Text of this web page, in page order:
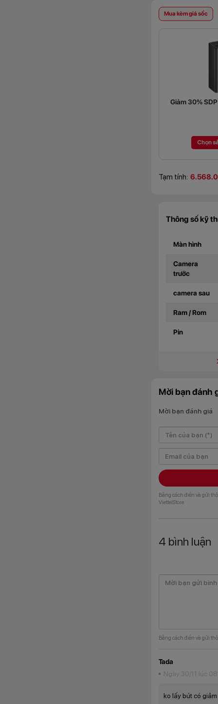
Mua kèm giá sốc
Giảm 30%
Chọn
Tạm tính:
Thông số kỹ
Màn hình
Camera
trước
camera sau
Ram / Rom
Pin
Mời bạn đánh
Mời bạn đánh giá
Bằng cách điền và gửi
ViettelStore
4 bình luận
Bằng cách điền và gửi
Tada
Ngày 30/11 lúc
ko lấy bút có